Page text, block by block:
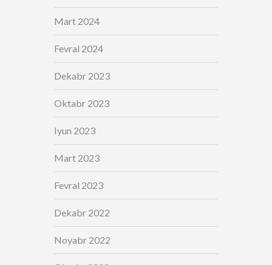
Mart 2024
Fevral 2024
Dekabr 2023
Oktabr 2023
Iyun 2023
Mart 2023
Fevral 2023
Dekabr 2022
Noyabr 2022